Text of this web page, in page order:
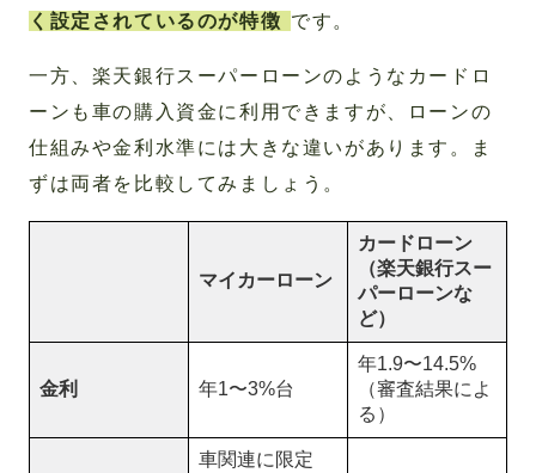
く設定されているのが特徴 です。
一方、楽天銀行スーパーローンのようなカードロ
ーンも車の購入資金に利用できますが、ローンの
仕組みや金利水準には大きな違いがあります。ま
ずは両者を比較してみましょう。
マイカーローン
カードローン
（楽天銀行スー
パーローンな
ど）
金利 年1〜3%台
年1.9〜14.5%
（審査結果によ
る）
車関連に限定